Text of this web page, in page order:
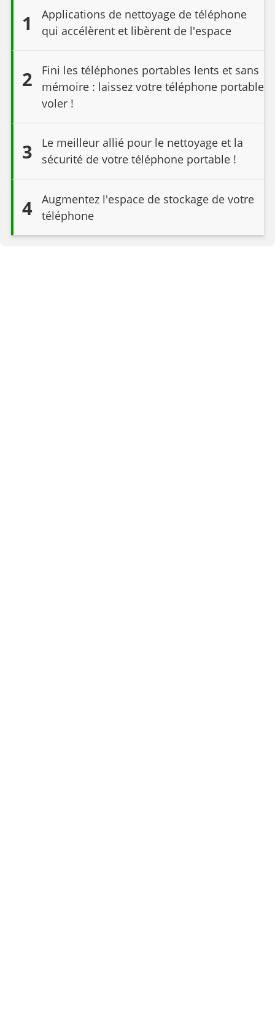
1
Applications de nettoyage de téléphone
qui accélèrent et libèrent de l'espace
2
Fini les téléphones portables lents et sans
mémoire : laissez votre téléphone portable
voler !
3
Le meilleur allié pour le nettoyage et la
sécurité de votre téléphone portable !
4
Augmentez l'espace de stockage de votre
téléphone